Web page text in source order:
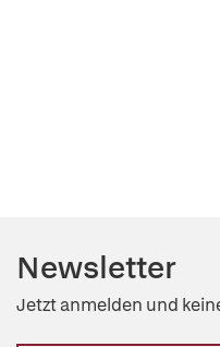
Newsletter
Jetzt anmelden und